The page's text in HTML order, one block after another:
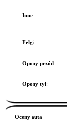
Inne:
Felgi:
Opony przód:
Opony tył:
Oceny auta